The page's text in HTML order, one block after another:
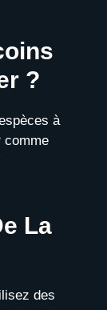
?
à
comme
La
des